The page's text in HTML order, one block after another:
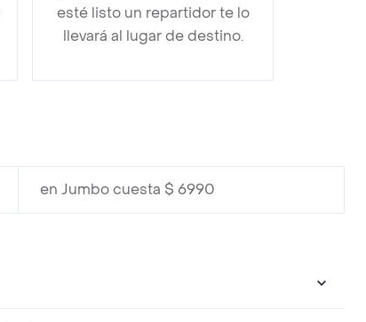
esté listo un repartidor te lo
llevará al lugar de destino.
en Jumbo cuesta $ 6990